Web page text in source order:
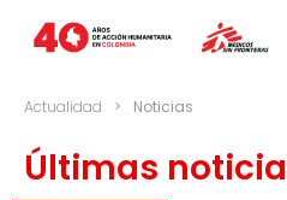
Actualidad > Noticias
Últimas